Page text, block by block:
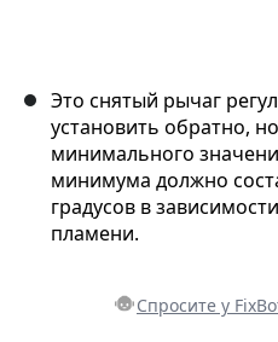
Это снятый рычаг
установить обратно,
минимального
минимума должно
градусов в
пламени.
Спросите у